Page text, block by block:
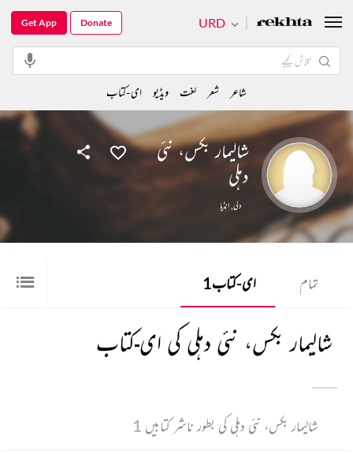
شالیمار بکس، نئی
دہلی
دلی,انڈیا
تمام ای-کتاب1
شالیمار بکس، نئی دہلی کی ای-کتاب
شالیمار بکس، نئی دہلی کی بطور ناشر کتابیں 1
URD
Get App Donate
شاعر شعر لغت ویڈیو ای-کتاب